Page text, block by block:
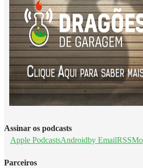
Assinar os podcasts
Apple PodcastsAndroidby EmailRSS
Parceiros